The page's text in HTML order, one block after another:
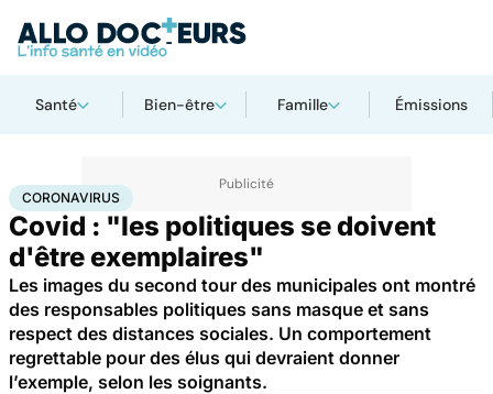
Santé Bien-être Famille Émissions
AccueilSantéMaladies Coronavirus
CORONAVIRUS
Covid : "les politiques se doivent
d'être exemplaires"
Les images du second tour des municipales ont montré
des responsables politiques sans masque et sans
respect des distances sociales. Un comportement
regrettable pour des élus qui devraient donner
l’exemple, selon les soignants.